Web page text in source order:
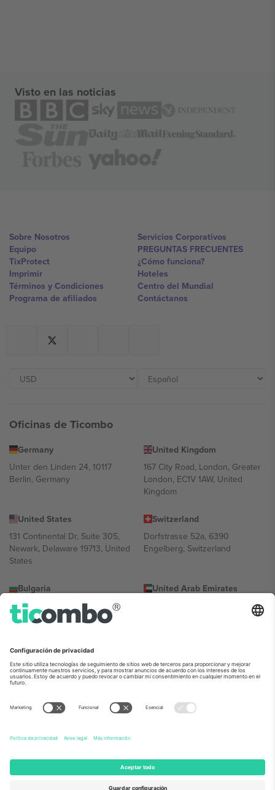
Visto en las noticias
Sobre Nosotros
Equipo
TixProtect
Imprimir
Términos y Condiciones
Programa de afiliados
Servicios Corporativos
PREGUNTAS FRECUENTES
¿Cómo funciona?
Hoteles
Centro del Mundial
Contáctanos
Oficinas de Ticombo
Germany
Unter den Linden 24, 10117
Berlin, Germany
United Kingdom
167 City Road, London, Greater
London, EC1V 1AW, United
Kingdom
United States
131 Continental Dr, Suite 305,
Newark, Delaware 19713, United
States
Switzerland
Dorfstrasse 52a, 6390
Engelberg, Switzerland
Bulgaria
Regus Sofia City West, bul
Totleben 53-55, 1606 Sofia,
United Arab Emirates
UAE Dubai Silicon Oasis, DDP
Building A1, Office 302, Dubai,
Mexico
Av Chapultepec 360, Roma
Norte, Cuauhtémoc, 06700
Ciudad de México, CDMX,
Mexico
La entidad jurídica del proveedor de la plataforma puede variar en
información, consulte la página específica del evento, el pie de
imprenta y las condiciones.,
Imprimiry
Todos los derechos reservados.